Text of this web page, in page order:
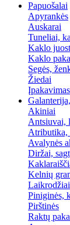
Papuošalai
Apyrankės
Auskarai
Tuneliai,
Kaklo
Kaklo
Segės,
Žiedai
Įpakavimas
Akiniai
Antsiuvai,
Atributika,
Avalynės
Diržai,
Kelnių
Laikrodžiai
Piniginės,
Pirštinės
Raktų